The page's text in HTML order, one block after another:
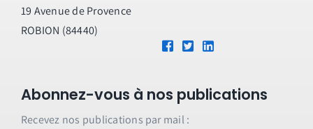
19 Avenue de Provence
ROBION (84440)
Abonnez-vous à nos publications
Recevez nos publications par mail :